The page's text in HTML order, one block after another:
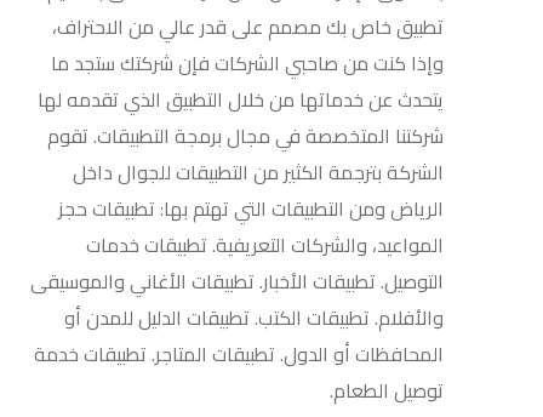
تطبيق خاص بك مصمم على قدر عالي من الاحتراف،
وإذا كنت من صاحبي الشركات فإن شركتك ستجد ما
يتحدث عن خدماتها من خلال التطبيق الذي تقدمه لها
شركتنا المتخصصة في مجال برمجة التطبيقات. تقوم
الشركة بترجمة الكثير من التطبيقات للجوال داخل
الرياض ومن التطبيقات التي تهتم بها: تطبيقات حجز
المواعيد، والشركات التعريفية. تطبيقات خدمات
التوصيل. تطبيقات الأخبار. تطبيقات الأغاني والموسيقى
والأفلام. تطبيقات الكتب. تطبيقات الدليل للمدن أو
المحافظات أو الدول. تطبيقات المتاجر. تطبيقات خدمة
توصيل الطعام.